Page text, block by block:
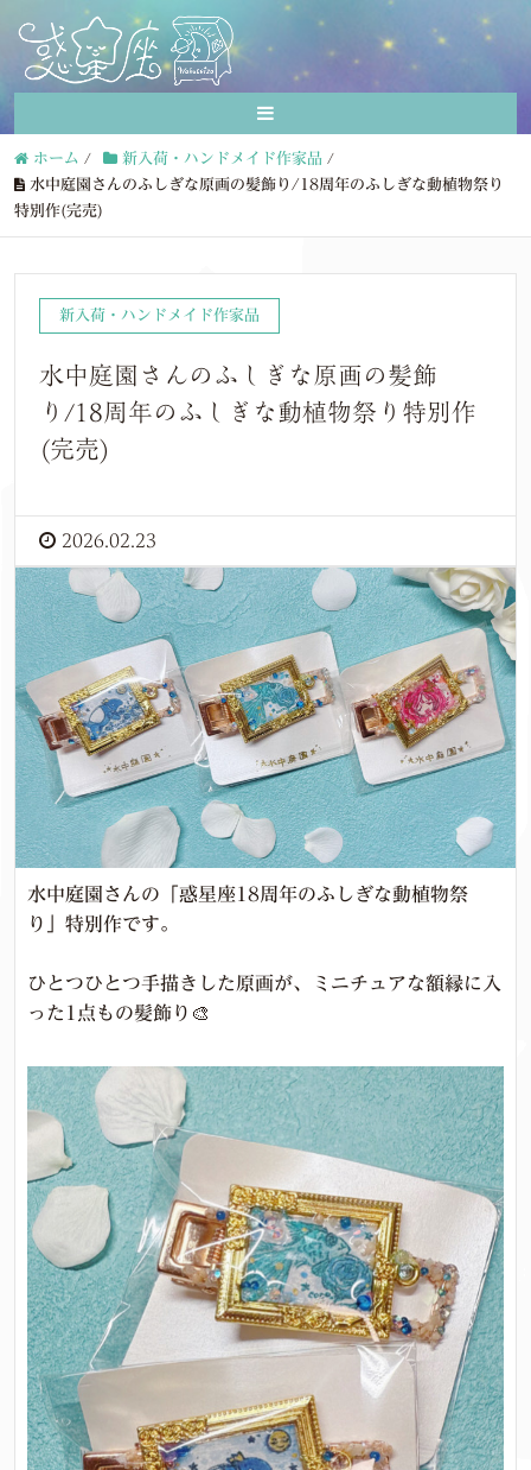
ホーム / 新入荷・ハンドメイド作家品 /
水中庭園さんのふしぎな原画の髪飾り/18周年のふしぎな動植物祭り
特別作(完売)
新入荷・ハンドメイド作家品
水中庭園さんのふしぎな原画の髪飾
り/18周年のふしぎな動植物祭り特別作
(完売)
2026.02.23
水中庭園さんの「惑星座18周年のふしぎな動植物祭
り」特別作です。
ひとつひとつ手描きした原画が、ミニチュアな額縁に入
った1点もの髪飾り🎨